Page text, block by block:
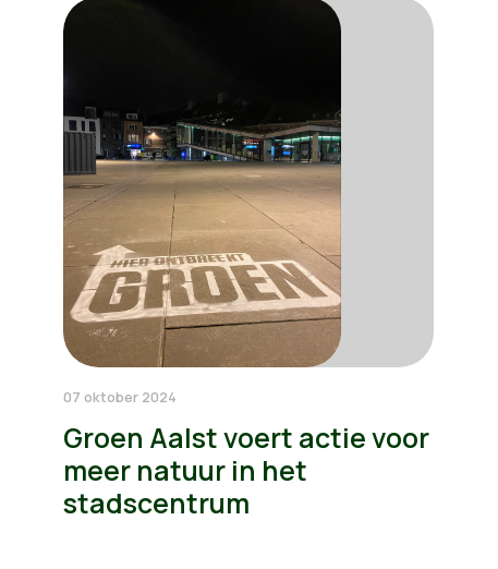
07 oktober 2024
Groen Aalst voert actie voor
meer natuur in het
stadscentrum